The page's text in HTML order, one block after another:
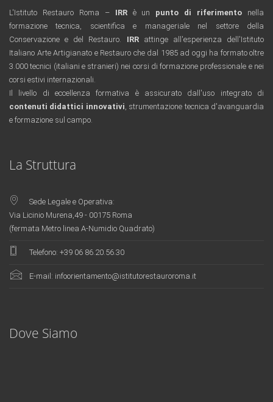
L'Istituto Restauro Roma – IRRè un punto di riferimento nella
formazione tecnica, scientifica e manageriale nel settore della
Conservazione e del Restauro. IRRattinge all'esperienza dell'Istituto
Italiano Arte Artigianato e Restauro che dal 1985 ad oggi ha formato oltre
3.000 tecnici (italiani e stranieri) nei corsi di formazione professionale e nei
corsi estivi internazionali.
Il livello di eccellenza formativa è assicurato dall'uso integrato di
contenuti didattici innovativi, strumentazione tecnica d'avanguardia
e formazione sul campo.
La Struttura
Sede Legale e Operativa:
Via Licinio Murena,49 - 00175 Roma
(fermata Metro linea A-Numidio Quadrato)
Telefono: +39 06 86.20.56.30
E-mail: infoorientamento@istitutorestauroroma.it
level of training..
Dove Siamo